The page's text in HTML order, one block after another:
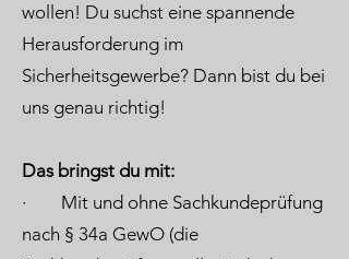
wollen! Du suchst eine spannende
Herausforderung im
Sicherheitsgewerbe? Dann bist du bei
uns genau richtig!
Das bringst du mit:
· Mit und ohne Sachkundeprüfung
nach § 34a GewO (die